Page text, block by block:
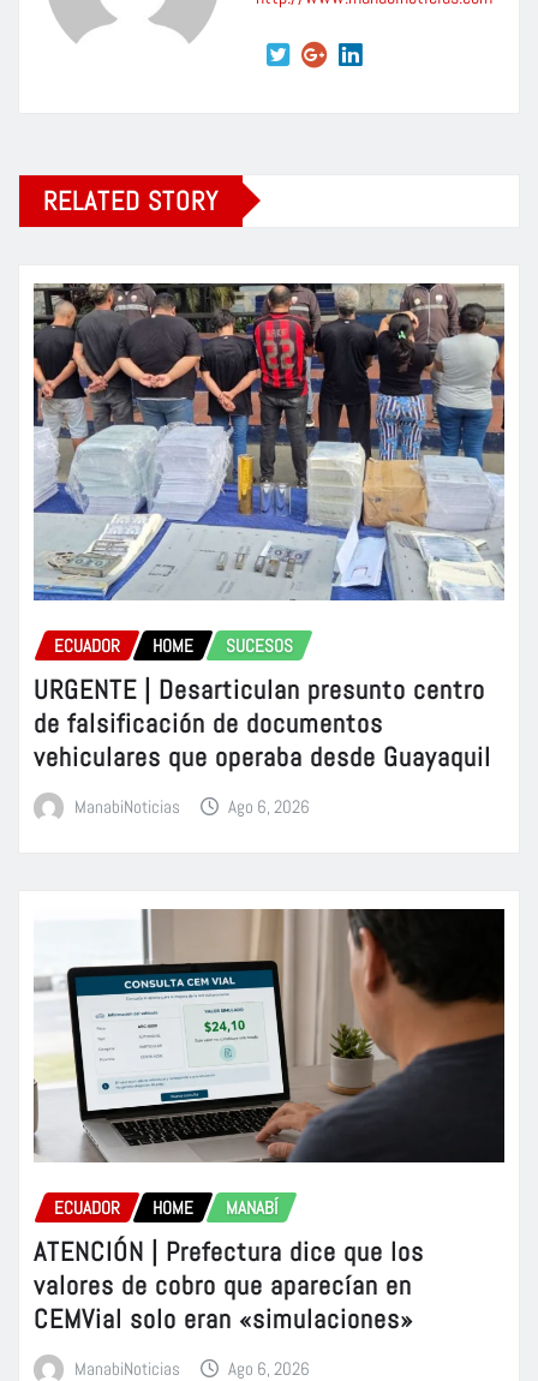
RELATED STORY
ECUADOR HOME SUCESOS
URGENTE | Desarticulan presunto centro
de falsificación de documentos
vehiculares que operaba desde Guayaquil
ManabiNoticias Ago 6, 2026
ECUADOR HOME MANABÍ
ATENCIÓN | Prefectura dice que los
valores de cobro que aparecían en
CEMVial solo eran «simulaciones»
ManabiNoticias Ago 6, 2026